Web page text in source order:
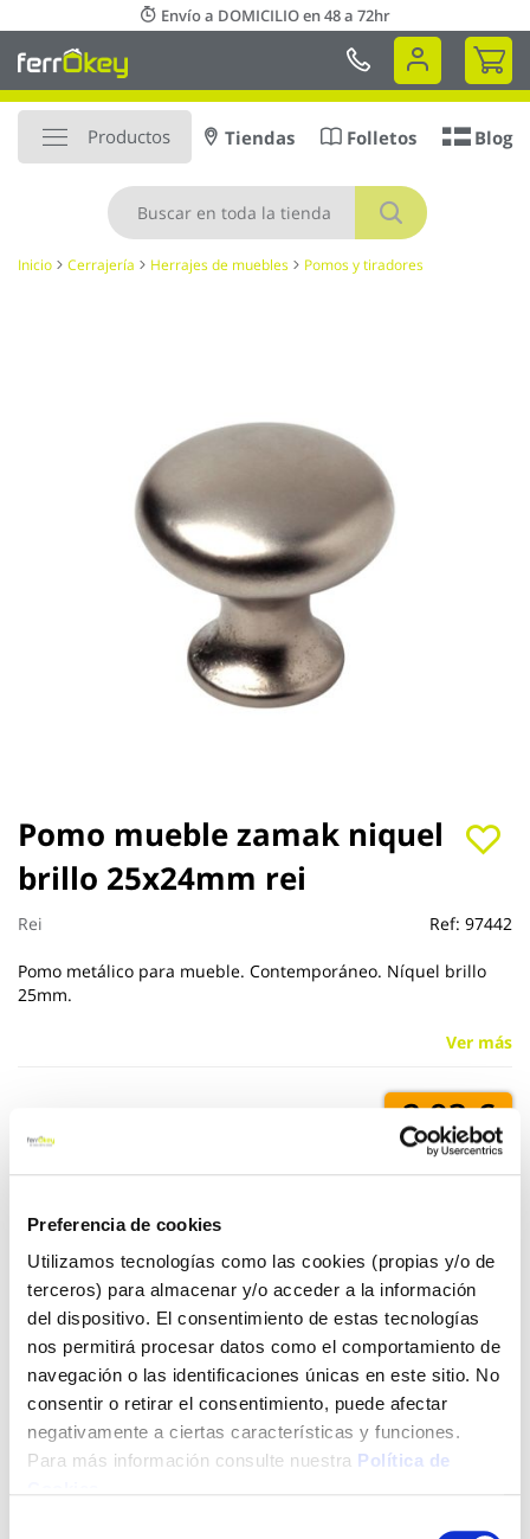
Preferencia de cookies
Utilizamos tecnologías como las cookies (propias y/o de
terceros) para almacenar y/o acceder a la información
del dispositivo. El consentimiento de estas tecnologías
nos permitirá procesar datos como el comportamiento de
navegación o las identificaciones únicas en este sitio. No
consentir o retirar el consentimiento, puede afectar
negativamente a ciertas características y funciones.
Para más información consulte nuestra Política de
al
contenido
Envío a DOMICILIO en 48 a 72hr
Mi
Productos
Buscar
Tiendas Folletos Blog
Inicio Cerrajería Herrajes de muebles Pomos y tiradores
Pomo mueble zamak niquel
brillo 25x24mm rei
Rei Ref: 97442
Pomo metálico para mueble. Contemporáneo. Níquel brillo
25mm.
Ver más
2,93 €
Click&Collect - Recogida gratis
en nuestras tiendas
Envío a domicilio:
Saltar
al
comienzo
de
la
de
imágenes